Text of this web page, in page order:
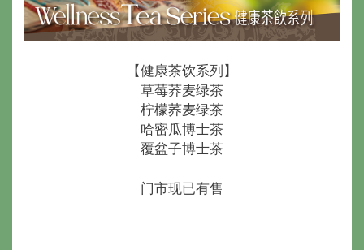
【健康茶饮系列】
草莓荞麦绿茶
柠檬荞麦绿茶
哈密瓜博士茶
覆盆子博士茶
门市现已有售